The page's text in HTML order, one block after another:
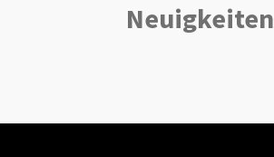
Neuigkeiten